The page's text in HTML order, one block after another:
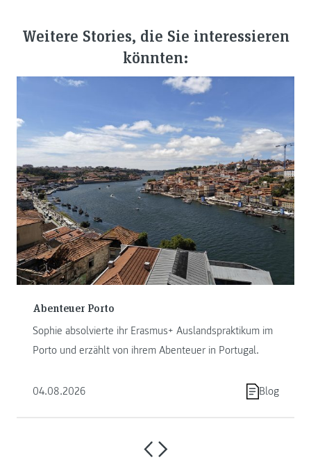
Weitere Stories, die Sie interessieren
könnten:
Abenteuer Porto
Sophie absolvierte ihr Erasmus+ Auslandspraktikum im
Porto und erzählt von ihrem Abenteuer in Portugal.
04.08.2026 Blog